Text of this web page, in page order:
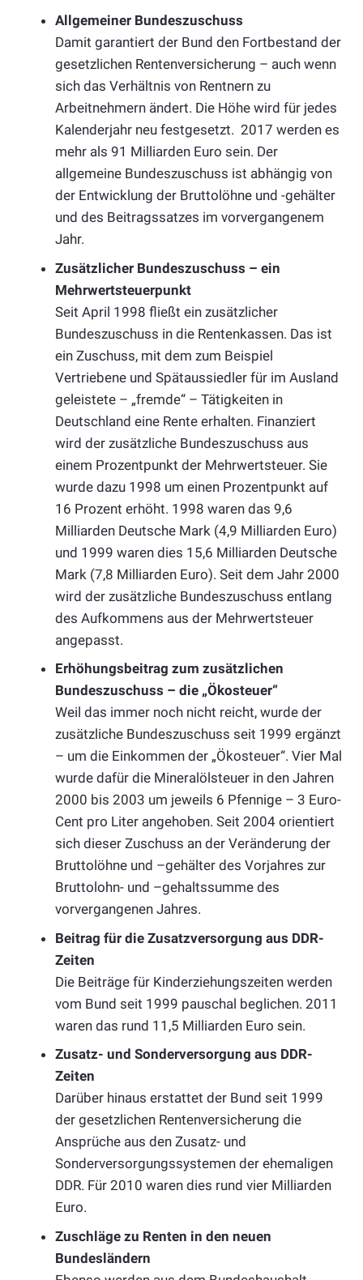
Allgemeiner Bundeszuschuss
Damit garantiert der Bund den Fortbestand der
gesetzlichen Rentenversicherung – auch wenn
sich das Verhältnis von Rentnern zu
Arbeitnehmern ändert. Die Höhe wird für jedes
Kalenderjahr neu festgesetzt. 2017 werden es
mehr als 91 Milliarden Euro sein. Der
allgemeine Bundeszuschuss ist abhängig von
der Entwicklung der Bruttolöhne und -gehälter
und des Beitragssatzes im vorvergangenem
Jahr.
Zusätzlicher Bundeszuschuss – ein
Mehrwertsteuerpunkt
Seit April 1998 fließt ein zusätzlicher
Bundeszuschuss in die Rentenkassen. Das ist
ein Zuschuss, mit dem zum Beispiel
Vertriebene und Spätaussiedler für im Ausland
geleistete – „fremde“ – Tätigkeiten in
Deutschland eine Rente erhalten. Finanziert
wird der zusätzliche Bundeszuschuss aus
einem Prozentpunkt der Mehrwertsteuer. Sie
wurde dazu 1998 um einen Prozentpunkt auf
16 Prozent erhöht. 1998 waren das 9,6
Milliarden Deutsche Mark (4,9 Milliarden Euro)
und 1999 waren dies 15,6 Milliarden Deutsche
Mark (7,8 Milliarden Euro). Seit dem Jahr 2000
wird der zusätzliche Bundeszuschuss entlang
des Aufkommens aus der Mehrwertsteuer
angepasst.
Erhöhungsbeitrag zum zusätzlichen
Bundeszuschuss – die „Ökosteuer“
Weil das immer noch nicht reicht, wurde der
zusätzliche Bundeszuschuss seit 1999 ergänzt
– um die Einkommen der „Ökosteuer“. Vier Mal
wurde dafür die Mineralölsteuer in den Jahren
2000 bis 2003 um jeweils 6 Pfennige – 3 Euro-
Cent pro Liter angehoben. Seit 2004 orientiert
sich dieser Zuschuss an der Veränderung der
Bruttolöhne und –gehälter des Vorjahres zur
Bruttolohn- und –gehaltssumme des
vorvergangenen Jahres.
Beitrag für die Zusatzversorgung aus DDR-
Zeiten
Die Beiträge für Kinderziehungszeiten werden
vom Bund seit 1999 pauschal beglichen. 2011
waren das rund 11,5 Milliarden Euro sein.
Zusatz- und Sonderversorgung aus DDR-
Zeiten
Darüber hinaus erstattet der Bund seit 1999
der gesetzlichen Rentenversicherung die
Ansprüche aus den Zusatz- und
Sonderversorgungssystemen der ehemaligen
DDR. Für 2010 waren dies rund vier Milliarden
Euro.
Zuschläge zu Renten in den neuen
Bundesländern